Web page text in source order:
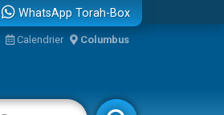
WhatsApp Torah-Box
Calendrier Columbus